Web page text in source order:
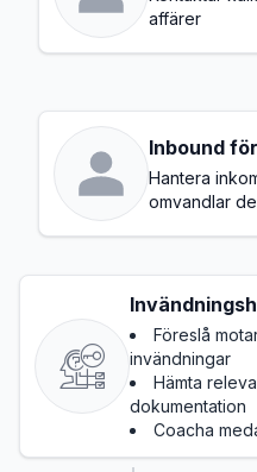
affärer
Inbound
Hantera
omvandlar
Föreslå
invändningar
Hämta
dokumentation
Coacha